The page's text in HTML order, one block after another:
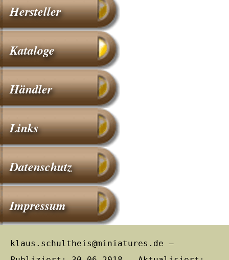
Hersteller
Kataloge
Händler
Links
Datenschutz
Impressum
klaus.schultheis@miniatures.de –